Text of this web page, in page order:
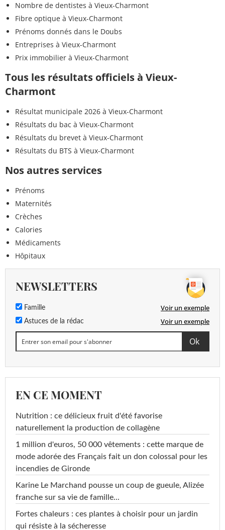
Nombre de dentistes à Vieux-Charmont
Fibre optique à Vieux-Charmont
Prénoms donnés dans le Doubs
Entreprises à Vieux-Charmont
Prix immobilier à Vieux-Charmont
Tous les résultats officiels à Vieux-
Charmont
Résultat municipale 2026 à Vieux-Charmont
Résultats du bac à Vieux-Charmont
Résultats du brevet à Vieux-Charmont
Résultats du BTS à Vieux-Charmont
Nos autres services
Prénoms
Maternités
Crèches
Calories
Médicaments
Hôpitaux
NEWSLETTERS
Famille Voir un exemple
Astuces de la rédac Voir un exemple
EN CE MOMENT
Nutrition : ce délicieux fruit d'été favorise
naturellement la production de collagène
1 million d'euros, 50 000 vêtements : cette marque de
mode adorée des Français fait un don colossal pour les
incendies de Gironde
Karine Le Marchand pousse un coup de gueule, Alizée
franche sur sa vie de famille...
Fortes chaleurs : ces plantes à choisir pour un jardin
qui résiste à la sécheresse